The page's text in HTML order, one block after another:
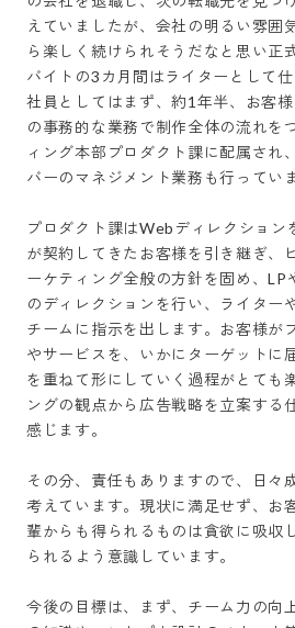
えていましたが、会社の明るい雰囲
ら楽しく続けられそうだなと思い正
バイトの3カ月間はライターとして仕
社員としてはまず、約1年半、お客
の事務的な業務で制作全体の流れを
ィング本部プロダクト課に配属され
バーのマネジメント業務も行ってい
プロダクト課はWebディレクション
が契約してきたお客様を引き継ぎ、
ーケティング全般の方針を固め、LP
のディレクションを行い、ライター
チームに指示を出します。お客様が
やサービスを、いかにターゲットに
を重ねて形にしていく過程がとても
ングの観点から広告戦略を立案する
感じます。
その分、責任もありますので、日々
考えています。現状に満足せず、お
輩からも得られるものは貪欲に吸収
られるよう意識しています。
今後の目標は、まず、チーム力の向